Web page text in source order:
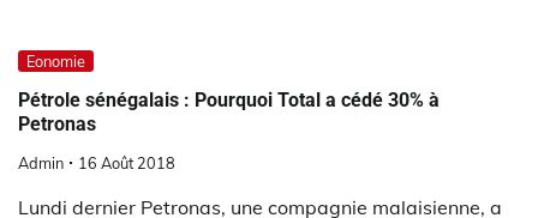
Eonomie
Pétrole sénégalais : Pourquoi Total a cédé 30% à
Petronas
Admin 16 Août 2018
Lundi dernier Petronas, une compagnie malaisienne, a